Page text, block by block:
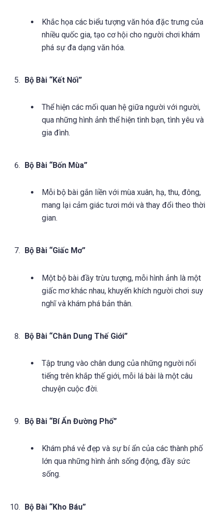
Khắc họa các biểu tượng văn hóa đặc trưng của
nhiều quốc gia, tạo cơ hội cho người chơi khám
phá sự đa dạng văn hóa.
Bộ Bài “Kết Nối”
Thể hiện các mối quan hệ giữa người với người,
qua những hình ảnh thể hiện tình bạn, tình yêu và
gia đình.
Bộ Bài “Bốn Mùa”
Mỗi bộ bài gắn liền với mùa xuân, hạ, thu, đông,
mang lại cảm giác tươi mới và thay đổi theo thời
gian.
Bộ Bài “Giấc Mơ”
Một bộ bài đầy trừu tượng, mỗi hình ảnh là một
giấc mơ khác nhau, khuyến khích người chơi suy
nghĩ và khám phá bản thân.
Bộ Bài “Chân Dung Thế Giới”
Tập trung vào chân dung của những người nổi
tiếng trên khắp thế giới, mỗi lá bài là một câu
chuyện cuộc đời.
Bộ Bài “Bí Ẩn Đường Phố”
Khám phá vẻ đẹp và sự bí ẩn của các thành phố
lớn qua những hình ảnh sống động, đầy sức
sống.
Bộ Bài “Kho Báu”